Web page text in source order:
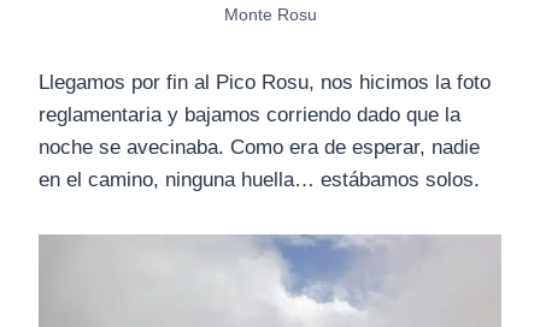
Monte Rosu
Llegamos por fin al Pico Rosu, nos hicimos la foto
reglamentaria y bajamos corriendo dado que la
noche se avecinaba. Como era de esperar, nadie
en el camino, ninguna huella… estábamos solos.